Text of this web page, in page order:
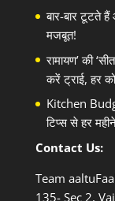
बार-बार टूटते
मजबूत!
रामायण’ की
करें ट्राई, हर
Kitchen
टिप्स से हर
Contact Us:
Team
135- Sec 2,